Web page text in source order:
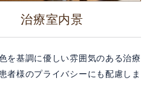
治療室内景
を基調に優しい雰囲気のある治療
者様のプライバシーにも配慮しま